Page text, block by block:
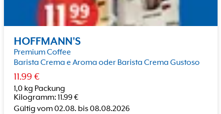
HOFFMANN'S
Premium Coffee
Barista Crema e Aroma oder Barista Crema Gustoso
11.99 €
1,0 kg Packung
Kilogramm: 11.99€
Gültig vom02.08. bis08.08.2026